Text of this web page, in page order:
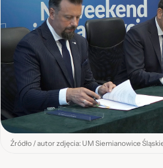
Źródło / autor zdjęcia: UM Siemianowice